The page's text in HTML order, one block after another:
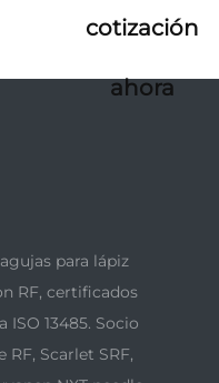
cotización
ahora
para lápiz
RF, certificados
13485. Socio
RF, Scarlet SRF,